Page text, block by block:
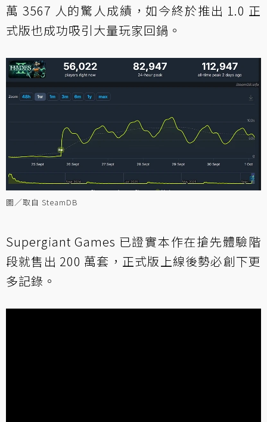
萬 3567 人的驚人成績，如今終於推出 1.0 正
式版也成功吸引大量玩家回鍋。
圖／取自 SteamDB
Supergiant Games 已證實本作在搶先體驗階
段就售出 200 萬套，正式版上線後勢必創下更
多記錄。